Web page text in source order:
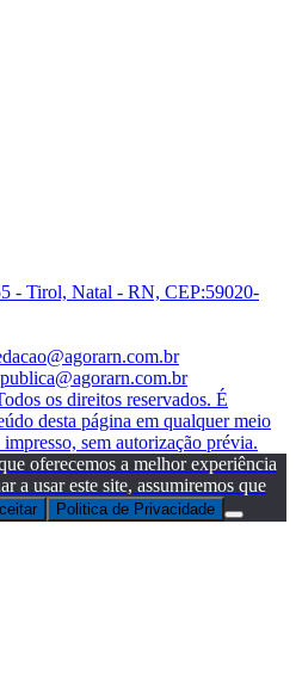
- Tirol, Natal - RN, CEP:59020-
publica@agorarn.com.br
os direitos reservados. É
desta página em qualquer meio
sem autorização prévia.
oferecemos a melhor experiência
a usar este site, assumiremos que
Politica de Privacidade